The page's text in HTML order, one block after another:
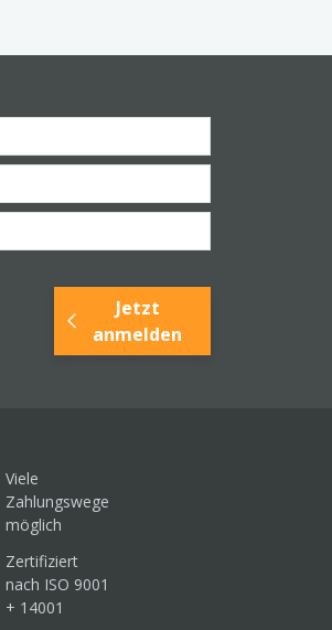
Jetzt
anmelden
Viele
Zahlungswege
möglich
Zertifiziert
nach ISO 9001
+ 14001